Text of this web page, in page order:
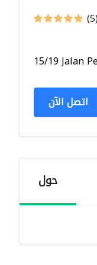
15/19 Jalan
اتصل الآن
حول